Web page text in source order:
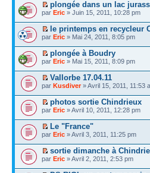
plongée dans un lac
par Eric » Juin 15, 2011, 10:28 pm
le printemps en recycleur
par Eric » Mai 24, 2011, 8:05 pm
plongée à Boudry
par Eric » Mai 15, 2011, 8:09 pm
Vallorbe 17.04.11
par Kusdiver» Avril 15, 2011, 11:53
photos sortie Chindrieux
par Eric » Avril 10, 2011, 12:28 pm
Le "France"
par Eric » Avril 3, 2011, 11:25 pm
sortie dimanche à
par Eric » Avril 2, 2011, 2:53 pm